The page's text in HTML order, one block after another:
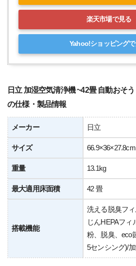
楽天市場で見る
Yahoo!ショッピング
日立 加湿空気清浄機 ~42畳 自動おそ
の仕様・製品情報
メーカー 日立
サイズ 66.9×36×27.8cm
重量 13.1kg
最大適用床面積 42 畳
搭載機能
洗える脱臭フ
じんHEPAフィ
粉、脱臭、eco
5センシング)/